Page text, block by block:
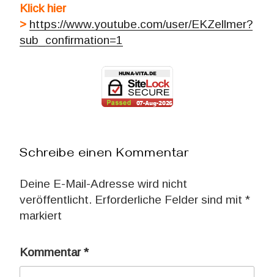
Klick hier
> https://www.youtube.com/user/EKZellmer?
sub_confirmation=1
Schreibe einen Kommentar
Deine E-Mail-Adresse wird nicht
veröffentlicht. Erforderliche Felder sind mit *
markiert
Kommentar*